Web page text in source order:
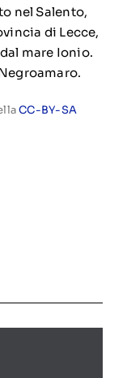
nel Salento,
di Lecce,
mare Ionio.
CC-BY-SA